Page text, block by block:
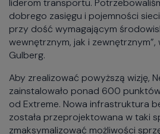
liderom transportu.
dobrego zasięgu i pojemności
przy dość wymagającym
wewnętrznym, jak i zewnętrznym”,
Gulberg.
Aby zrealizować powyższą wizję,
zainstalowało ponad 600
od Extreme. Nowa infrastruktura
została przeprojektowana w taki
zmaksymalizować możliwości